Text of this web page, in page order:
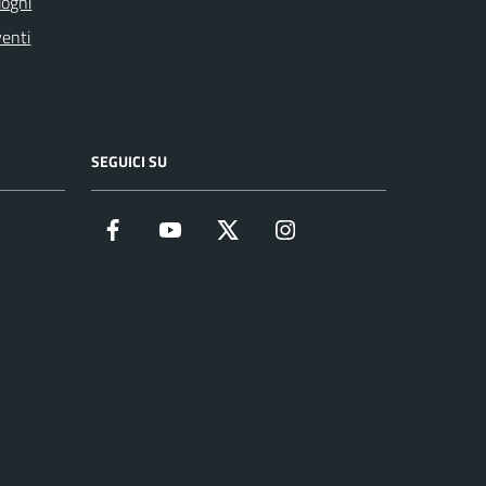
SEGUICI SU
Facebook YouTube Twitter